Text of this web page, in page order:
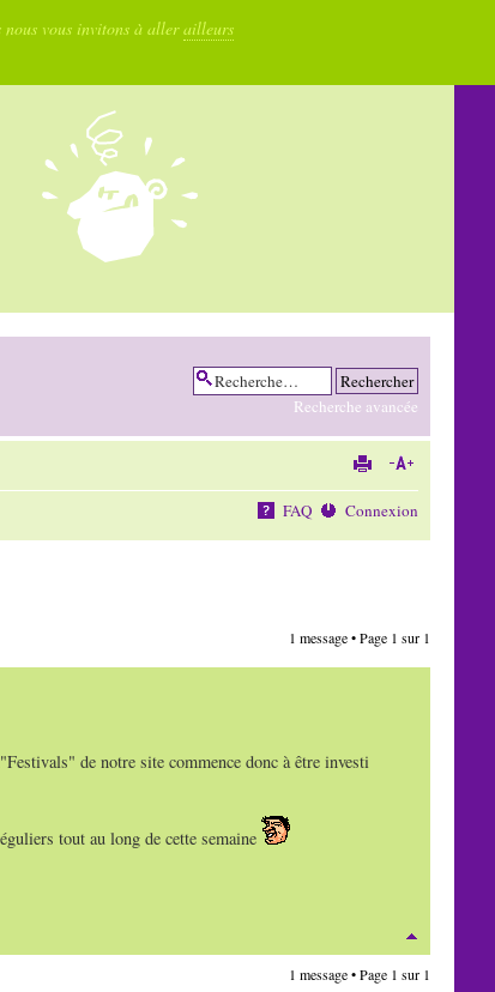
vous invitons à allerailleurs
Recherche avancée
FAQ Connexion
1 message • Page 1 sur 1
de notre site commence donc à être investi
tout au long de cette semaine
1 message • Page 1 sur 1